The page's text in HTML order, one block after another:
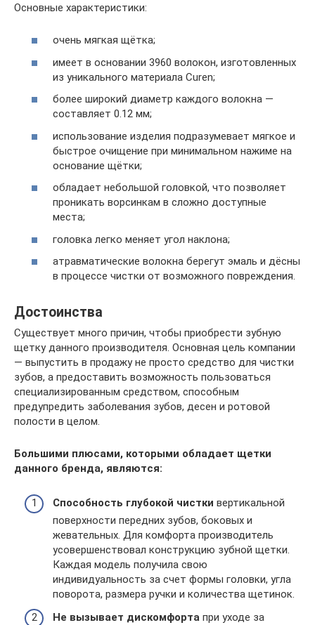
Основные характеристики:
очень мягкая щётка;
имеет в основании 3960 волокон, изготовленных
из уникального материала Curen;
более широкий диаметр каждого волокна —
составляет 0.12 мм;
использование изделия подразумевает мягкое и
быстрое очищение при минимальном нажиме на
основание щётки;
обладает небольшой головкой, что позволяет
проникать ворсинкам в сложно доступные
места;
головка легко меняет угол наклона;
атравматические волокна берегут эмаль и дёсны
в процессе чистки от возможного повреждения.
Достоинства
Существует много причин, чтобы приобрести зубную
щетку данного производителя. Основная цель компании
— выпустить в продажу не просто средство для чистки
зубов, а предоставить возможность пользоваться
специализированным средством, способным
предупредить заболевания зубов, десен и ротовой
полости в целом.
Большими плюсами, которыми обладает щетки
данного бренда, являются:
Способность глубокой чистки вертикальной
поверхности передних зубов, боковых и
жевательных. Для комфорта производитель
усовершенствовал конструкцию зубной щетки.
Каждая модель получила свою
индивидуальность за счет формы головки, угла
поворота, размера ручки и количества щетинок.
Не вызывает дискомфорта при уходе за